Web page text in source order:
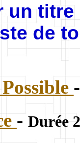
un
de
- Durée